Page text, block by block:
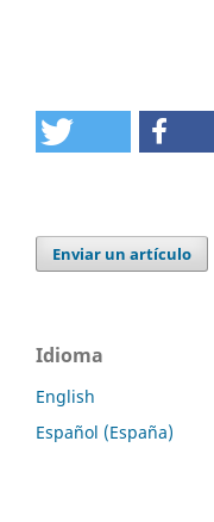
Enviar un artículo
Idioma
English
Español (España)